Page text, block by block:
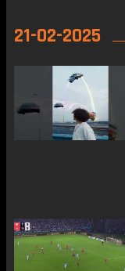
21-02-2025